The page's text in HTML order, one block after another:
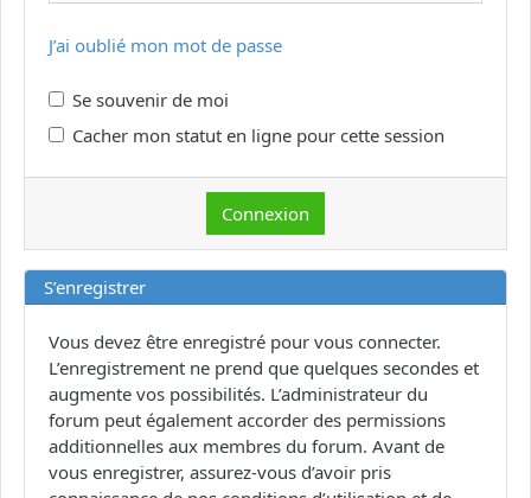
J’ai oublié mon mot de passe
Se souvenir de moi
Cacher mon statut en ligne pour cette session
S’enregistrer
Vous devez être enregistré pour vous connecter.
L’enregistrement ne prend que quelques secondes et
augmente vos possibilités. L’administrateur du
forum peut également accorder des permissions
additionnelles aux membres du forum. Avant de
vous enregistrer, assurez-vous d’avoir pris